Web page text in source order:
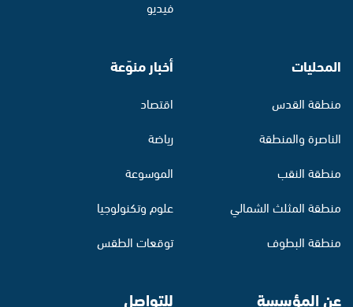
فيديو
المحليات
منطقة القدس
الناصرة والمنطقة
منطقة النقب
منطقة المثلث الشمالي
منطقة البطوف
أخبار منوّعة
اقتصاد
رياضة
الموسوعة
علوم وتكنولوجيا
توقعات الطقس
عن المؤسسة للتواصل